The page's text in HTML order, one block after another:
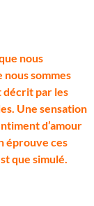
nous
nous sommes
décrit par les
Une sensation
d’amour
éprouve ces
que simulé.